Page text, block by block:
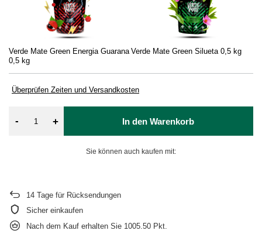
Verde Mate Green Energia Guarana
0,5 kg
Verde Mate Green Silueta 0,5 kg
Überprüfen Zeiten und Versandkosten
- + In den Warenkorb
Sie können auch kaufen mit:
14 Tage für Rücksendungen
Sicher einkaufen
Nach dem Kauf erhalten Sie 1005.50 Pkt.